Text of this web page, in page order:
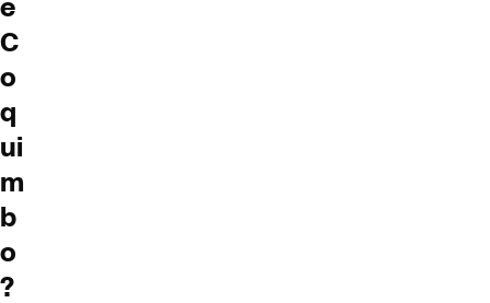
e
C
o
q
ui
m
b
o
?